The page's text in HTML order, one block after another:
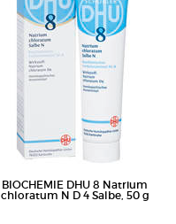
BIOCHEMIE DHU 8 Natrium
chloratum N D 4 Salbe, 50 g